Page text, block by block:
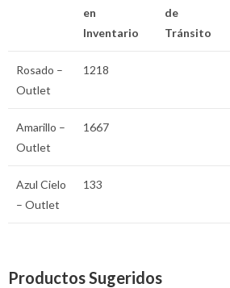
en
Inventario
de
Tránsito
Rosado –
Outlet
1218
Amarillo –
Outlet
1667
Azul Cielo
– Outlet
133
Productos Sugeridos